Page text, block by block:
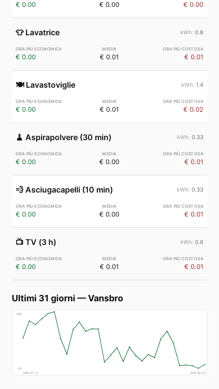
€ 0.00 € 0.00 € 0.00
👕 Lavatrice 0.8
€ 0.00 € 0.01 € 0.01
🍽️ Lavastoviglie 1.4
€ 0.00 € 0.01 € 0.02
🧹 Aspirapolvere (30 min) 0.33
€ 0.00 € 0.00 € 0.01
💨 Asciugacapelli (10 min) 0.33
€ 0.00 € 0.00 € 0.01
📺 TV (3 h) 0.6
€ 0.00 € 0.01 € 0.01
Ultimi 31 giorni —Vansbro
€83
€4
2026-07-12
2026-08-10